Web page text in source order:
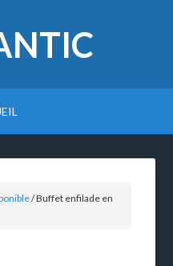
/Buffet enfilade en